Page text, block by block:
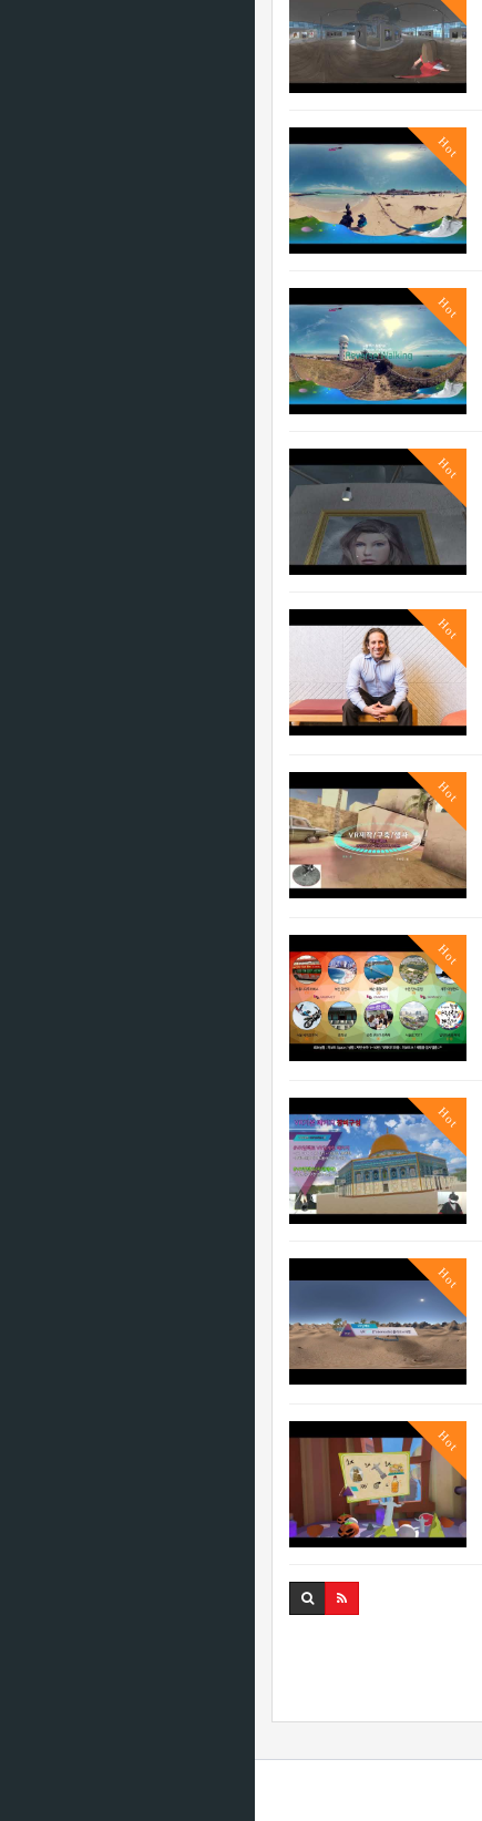
Hot
Hot
Hot
Hot
Hot
Hot
Hot
Hot
Hot